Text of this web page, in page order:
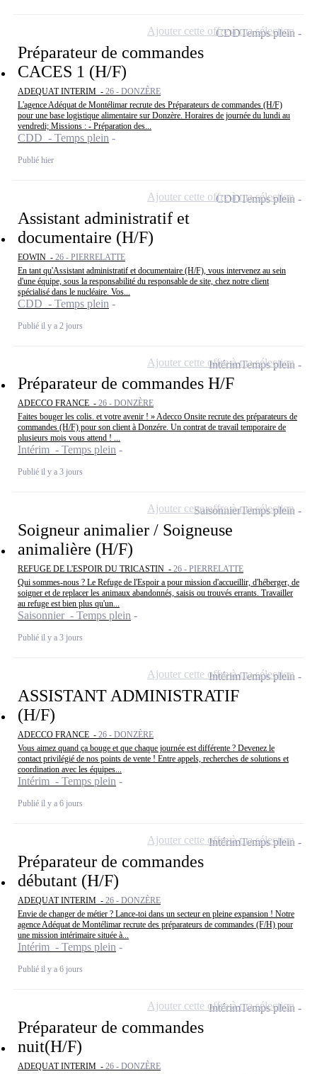
Préparateur de commandes
CACES 1 (H/F)
ADEQUAT INTERIM - 26 - DONZÈRE
L'agence Adéquat de Montélimar recrute des Préparateurs de commandes (H/F)
pour une base logistique alimentaire sur Donzère. Horaires de journée du lundi au
vendredi; Missions : - Préparation des...
CDD - Temps plein
Publié hier
CDDTemps plein
Ajouter cette offre à ma sélection
Assistant administratif et
documentaire (H/F)
EOWIN - 26 - PIERRELATTE
En tant qu'Assistant administratif et documentaire (H/F), vous intervenez au sein
d'une équipe, sous la responsabilité du responsable de site, chez notre client
spécialisé dans le nucléaire. Vos...
CDD - Temps plein
Publié il y a 2 jours
CDDTemps plein
Ajouter cette offre à ma sélection
Préparateur de commandes H/F
ADECCO FRANCE - 26 - DONZÈRE
Faites bouger les colis. et votre avenir ! » Adecco Onsite recrute des préparateurs de
commandes (H/F) pour son client à Donzére. Un contrat de travail temporaire de
plusieurs mois vous attend ! ...
Intérim - Temps plein
Publié il y a 3 jours
IntérimTemps plein
Ajouter cette offre à ma sélection
Soigneur animalier / Soigneuse
animalière (H/F)
REFUGE DE L'ESPOIR DU TRICASTIN - 26 - PIERRELATTE
Qui sommes-nous ? Le Refuge de l'Espoir a pour mission d'accueillir, d'héberger, de
soigner et de replacer les animaux abandonnés, saisis ou trouvés errants. Travailler
au refuge est bien plus qu'un...
Saisonnier - Temps plein
Publié il y a 3 jours
SaisonnierTemps plein
Ajouter cette offre à ma sélection
ASSISTANT ADMINISTRATIF
(H/F)
ADECCO FRANCE - 26 - DONZÈRE
Vous aimez quand ça bouge et que chaque journée est différente ? Devenez le
contact privilégié de nos points de vente ! Entre appels, recherches de solutions et
coordination avec les équipes...
Intérim - Temps plein
Publié il y a 6 jours
IntérimTemps plein
Ajouter cette offre à ma sélection
Préparateur de commandes
débutant (H/F)
ADEQUAT INTERIM - 26 - DONZÈRE
Envie de changer de métier ? Lance-toi dans un secteur en pleine expansion ! Notre
agence Adéquat de Montélimar recrute des préparateurs de commandes (F/H) pour
une mission intérimaire située à...
Intérim - Temps plein
Publié il y a 6 jours
IntérimTemps plein
Ajouter cette offre à ma sélection
Préparateur de commandes
nuit(H/F)
ADEQUAT INTERIM - 26 - DONZÈRE
IntérimTemps plein
Ajouter cette offre à ma sélection